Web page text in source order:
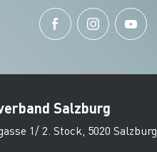
Salzburg
1/ 2. Stock, 5020 Salzburg